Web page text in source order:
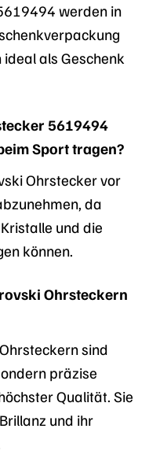
werden in
als Geschenk
5619494
Sport tragen?
Ohrstecker vor
da
und die
können.
Ohrsteckern
sind
präzise
Qualität. Sie
und ihr